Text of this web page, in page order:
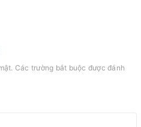
Các trường bắt buộc được đánh